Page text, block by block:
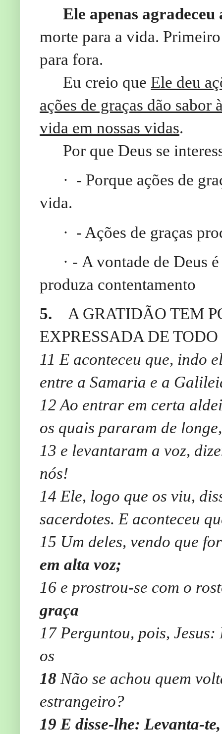
Ele apenas agradeceu
morte para a vida.
para fora.
Eu creio que Ele deu
ações de graças dão
vida em nossas vidas.
Por que Deus se
· - Porque ações de
vida.
· - Ações de graças
· - A vontade de Deus
produza contentamento
5.
A GRATIDÃO TEM
EXPRESSADA DE
11 E aconteceu que, indo
entre a Samaria e a
12Ao entrar em certa
os quais pararam de longe,
13 e levantaram a voz,
nós!
14 Ele, logo que os viu,
sacerdotes. E aconteceu
15 Um deles, vendo que
em alta voz;
16 e prostrou-se com o
graça
17Perguntou, pois, Jesus:
os
18 Não se achou quem
estrangeiro?
19 E disse-lhe: Levanta-